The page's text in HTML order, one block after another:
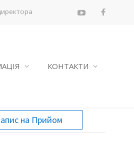
КОНТАКТИ
на Прийом